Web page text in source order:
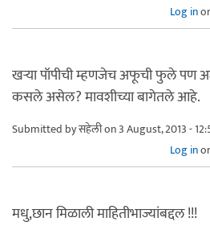
Log inor
खर्‍या पॉपीची म्हणजेच अफूची फुले पण
कसले असेल? मावशीच्या बागेतले आहे.
Submitted byसहेलीon 3 August, 2013 -
Log inor
मधु,छान मिळाली माहितीभाज्यांबद्दल !!!